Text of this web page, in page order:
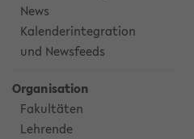
News
Kalenderintegration
und Newsfeeds
Organisation
Fakultäten
Lehrende